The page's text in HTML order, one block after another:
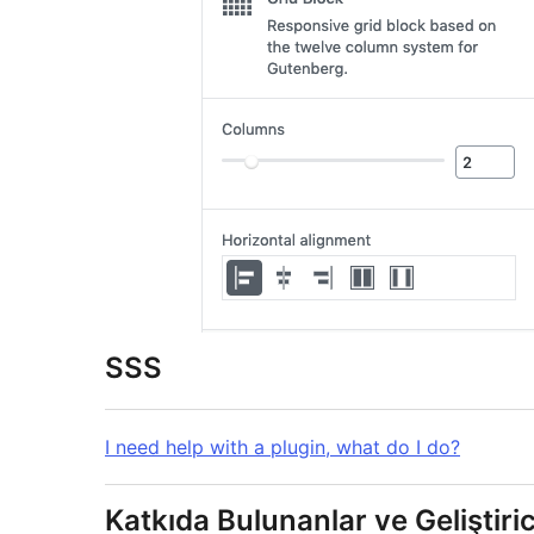
SSS
I need help with a plugin, what do I do?
Katkıda Bulunanlar ve